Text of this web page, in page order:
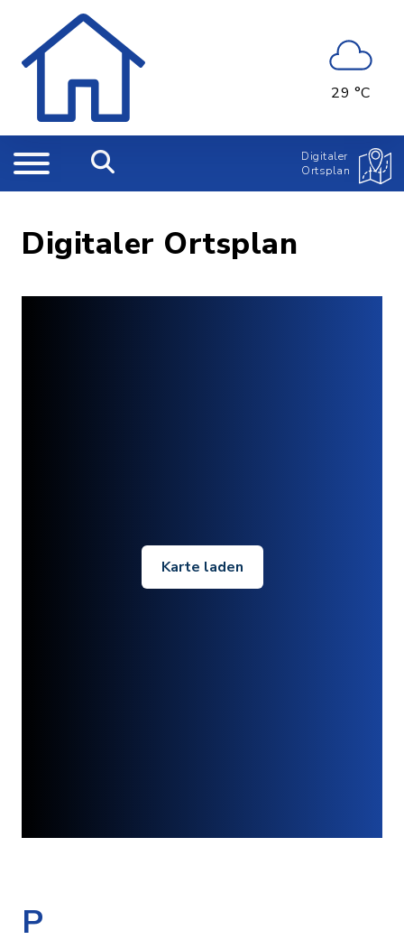
29 °C
Digitaler
Ortsplan
Digitaler Ortsplan
Karte laden
P